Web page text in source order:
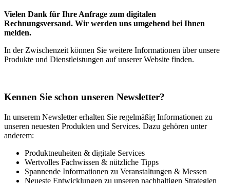
Vielen Dank für Ihre Anfrage zum digitalen
Rechnungsversand. Wir werden uns umgehend bei Ihnen
melden.
In der Zwischenzeit können Sie weitere Informationen über unsere
Produkte und Dienstleistungen auf unserer Website finden.
Kennen Sie schon unseren Newsletter?
In unserem Newsletter erhalten Sie regelmäßig Informationen zu
unseren neuesten Produkten und Services. Dazu gehören unter
anderem:
Produktneuheiten & digitale Services
Wertvolles Fachwissen & nützliche Tipps
Spannende Informationen zu Veranstaltungen & Messen
Neueste Entwicklungen zu unseren nachhaltigen Strategien